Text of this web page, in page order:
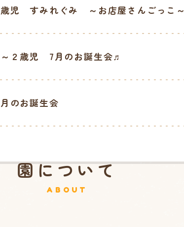
歳児 すみれぐみ ～お店屋さんごっこ～
～２歳児 7月のお誕生会♬
月のお誕生会
園について
ABOUT